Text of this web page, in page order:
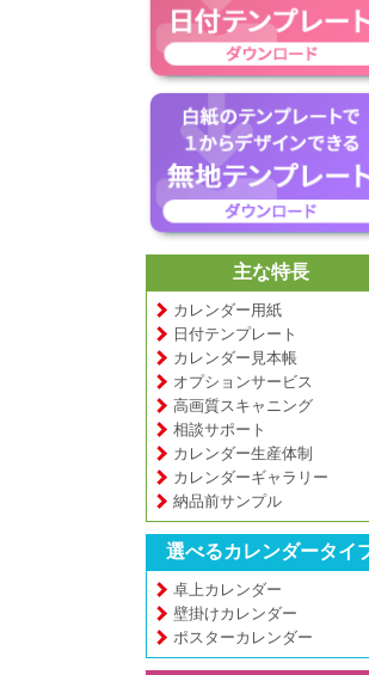
主な特長
カレンダー用紙
日付テンプレート
カレンダー見本帳
オプションサービス
高画質スキャニング
相談サポート
カレンダー生産体制
カレンダーギャラリー
納品前サンプル
選べるカレンダータイ
卓上カレンダー
壁掛けカレンダー
ポスターカレンダー